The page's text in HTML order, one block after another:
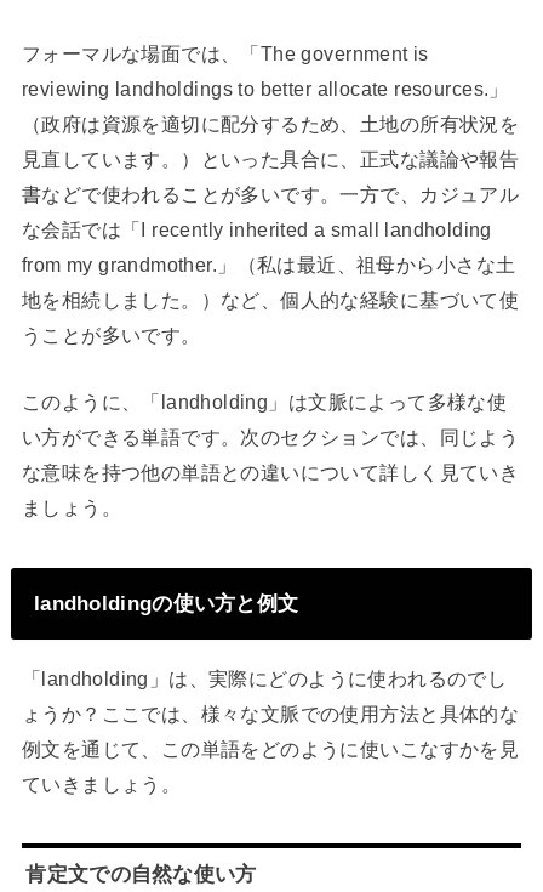
フォーマルな場面では、「The government is
reviewing landholdings to better allocate resources.」
（政府は資源を適切に配分するため、土地の所有状況を
見直しています。）といった具合に、正式な議論や報告
書などで使われることが多いです。一方で、カジュアル
な会話では「I recently inherited a small landholding
from my grandmother.」（私は最近、祖母から小さな土
地を相続しました。）など、個人的な経験に基づいて使
うことが多いです。
このように、「landholding」は文脈によって多様な使
い方ができる単語です。次のセクションでは、同じよう
な意味を持つ他の単語との違いについて詳しく見ていき
ましょう。
landholdingの使い方と例文
「landholding」は、実際にどのように使われるのでし
ょうか？ここでは、様々な文脈での使用方法と具体的な
例文を通じて、この単語をどのように使いこなすかを見
ていきましょう。
肯定文での自然な使い方